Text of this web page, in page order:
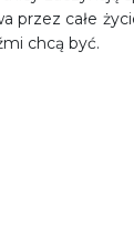
przez całe
chcą być.